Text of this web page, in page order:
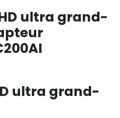
ultra grand-
ultra grand-